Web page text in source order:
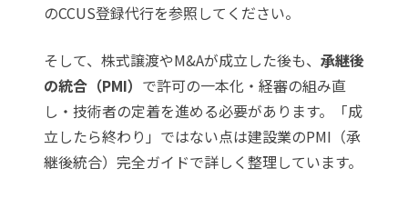
のCCUS登録代行を参照してください。
そして、株式譲渡やM&Aが成立した後も、 承継後
の統合（PMI） で許可の一本化・経審の組み直
し・技術者の定着を進める必要があります。「成
立したら終わり」ではない点は建設業のPMI（承
継後統合）完全ガイドで詳しく整理しています。